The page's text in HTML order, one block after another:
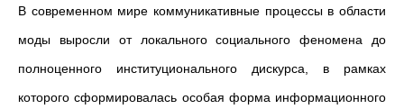
В современном мире коммуникативные процессы в области
моды выросли от локального социального феномена до
полноценного институционального дискурса, в рамках
которого сформировалась особая форма информационного